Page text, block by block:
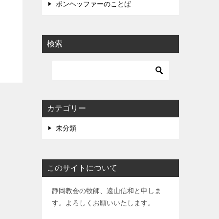
ボンヘッファーのことば
検索
カテゴリー
未分類
このサイトについて
静岡教会の牧師、遠山信和と申しま
す。よろしくお願いいたします。